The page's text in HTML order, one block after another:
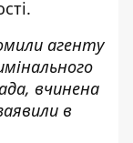
агенту
вчинена
в